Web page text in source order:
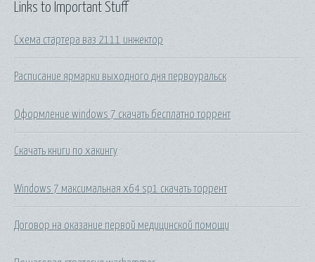
Links to Important Stuff
Схема стартера ваз 2111 инжектор
Расписание ярмарки выходного дня первоуральск
Оформление windows 7 скачать бесплатно торрент
Скачать книги по хакингу
Windows 7 максимальная x64 sp1 скачать торрент
Договор на оказание первой медицинской помощи